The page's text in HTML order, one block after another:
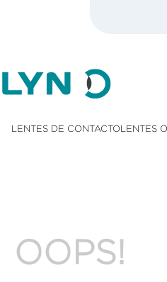
LENTES DE CONTACTOLENTES
OOPS!